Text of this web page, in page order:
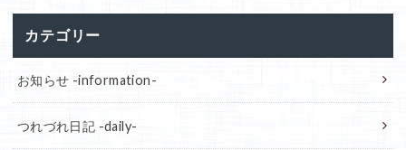
カテゴリー
お知らせ -information-
つれづれ日記 -daily-